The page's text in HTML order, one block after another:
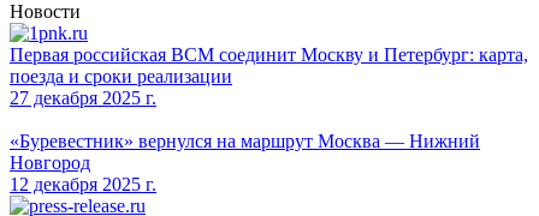
Новости
Первая российская ВСМ соединит Москву и Петербург: карта,
поезда и сроки реализации
27 декабря 2025 г.
«Буревестник» вернулся на маршрут Москва — Нижний
Новгород
12 декабря 2025 г.